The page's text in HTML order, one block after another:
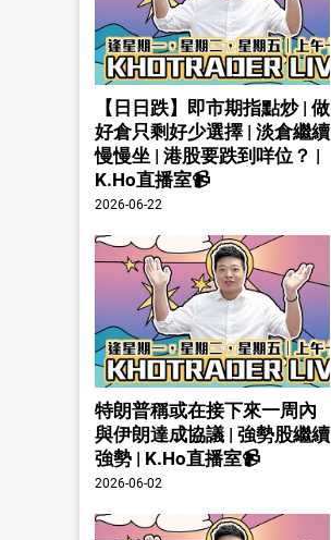
【日日跌】即市期指點炒 | 做
好倉只剩好少選擇 | 淡倉繼續
慢慢坐 | 港股要跌到咩位？ |
K.Ho直播室📹
2026-06-22
特朗普稱或在接下來一周內
與伊朗達成協議 | 強勢股繼續
強勢 | K.Ho直播室📹
2026-06-02